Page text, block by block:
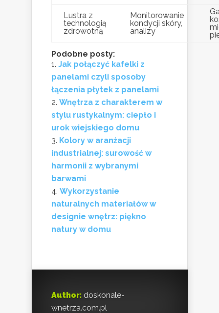
Lustra z
technologią
zdrowotną
Monitorowanie
kondycji skóry,
analizy
Podobne posty:
Jak połączyć kafelki z
panelami czyli sposoby
łączenia płytek z panelami
Wnętrza z charakterem w
stylu rustykalnym: ciepło i
urok wiejskiego domu
Kolory w aranżacji
industrialnej: surowość w
harmonii z wybranymi
barwami
Wykorzystanie
naturalnych materiałów w
designie wnętrz: piękno
natury w domu
Author: doskonale-
wnetrza.com.pl